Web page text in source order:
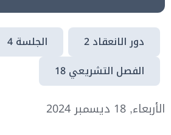
دور الانعقاد 2
الجلسة 4
الفصل التشريعي 18
الأربعاء, 18 ديسمبر 2024